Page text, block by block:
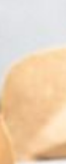
reklamowej jest
danej marki
jednak